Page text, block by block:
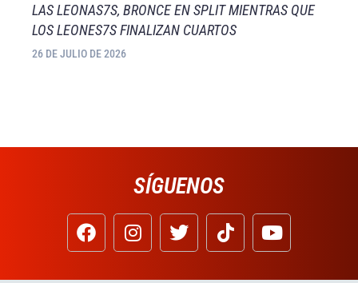
LAS LEONAS7S, BRONCE EN SPLIT MIENTRAS QUE
LOS LEONES7S FINALIZAN CUARTOS
26 DE JULIO DE 2026
SÍGUENOS